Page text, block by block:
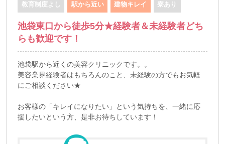
教育制度よし 駅から近い 建物キレイ 寮あり
池袋東口から徒歩5分★経験者＆未経験者どち
らも歓迎です！
池袋駅から近くの美容クリニックです。。
美容業界経験者はもちろんのこと、未経験の方でもお気軽
にご相談ください★
お客様の「キレイになりたい」という気持ちを、一緒に応
援したいという方、是非お待ちしています！